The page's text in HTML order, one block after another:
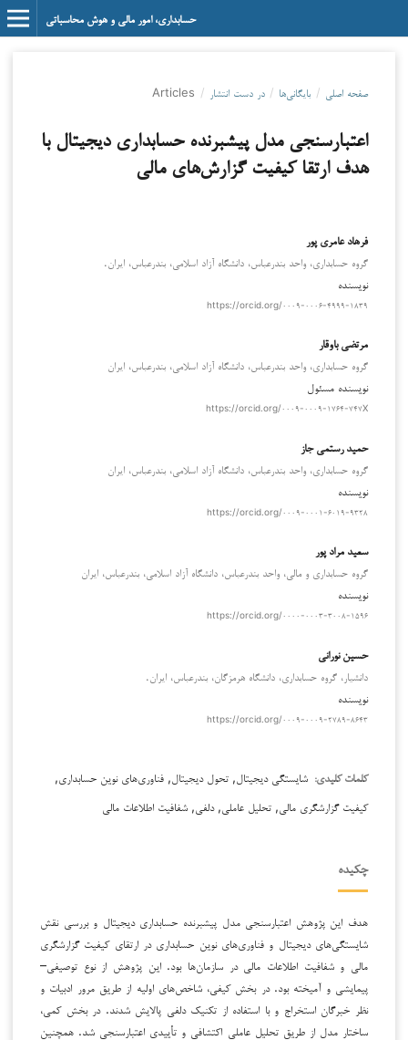
حسابداری، امور مالی و هوش محاسباتی
صفحه اصلی / بایگانی‌ها / در دست انتشار /
Articles
اعتبارسنجی مدل پیشبرنده حسابداری دیجیتال با
هدف ارتقا کیفیت گزارش‌های مالی
فرهاد عامری پور
گروه حسابداری، واحد بندرعباس، دانشگاه آزاد اسلامی، بندرعباس، ایران.
نویسنده
https://orcid.org/۰۰۰۹-۰۰۰۶-۴۹۹۹-۱۸۳۹
مرتضی باوقار
گروه حسابداری، واحد بندرعباس، دانشگاه آزاد اسلامی، بندرعباس، ایران
نویسنده مسئول
https://orcid.org/۰۰۰۹-۰۰۰۹-۱۷۶۴-۷۴۷X
حمید رستمی جاز
گروه حسابداری، واحد بندرعباس، دانشگاه آزاد اسلامی، بندرعباس، ایران
نویسنده
https://orcid.org/۰۰۰۹-۰۰۰۱-۶۰۱۹-۹۳۲۸
سعید مراد پور
گروه حسابداري و مالي، واحد بندرعباس، دانشگاه آزاد اسلامي، بندرعباس، ايران
نویسنده
https://orcid.org/۰۰۰۰-۰۰۰۳-۳۰۰۸-۱۵۹۶
حسین نورانی
دانشیار، گروه حسابداري، دانشگاه هرمزگان، بندرعباس، ايران.
نویسنده
https://orcid.org/۰۰۰۹-۰۰۰۹-۲۷۸۹-۸۶۴۳
کلمات کلیدی: شایستگی دیجیتال, تحول دیجیتال, فناوری‌های نوین حسابداری,
کیفیت گزارشگری مالی, تحلیل عاملی, دلفی, شفافیت اطلاعات مالی
چکیده
هدف این پژوهش اعتبارسنجی مدل پیشبرنده حسابداری دیجیتال و بررسی نقش
شایستگی‌های دیجیتال و فناوری‌های نوین حسابداری در ارتقای کیفیت گزارشگری
مالی و شفافیت اطلاعات مالی در سازمان‌ها بود. این پژوهش از نوع توصیفی–
پیمایشی و آمیخته بود. در بخش کیفی، شاخص‌های اولیه از طریق مرور ادبیات و
نظر خبرگان استخراج و با استفاده از تکنیک دلفی پالایش شدند. در بخش کمی،
ساختار مدل از طریق تحلیل عاملی اکتشافی و تأییدی اعتبارسنجی شد. همچنین